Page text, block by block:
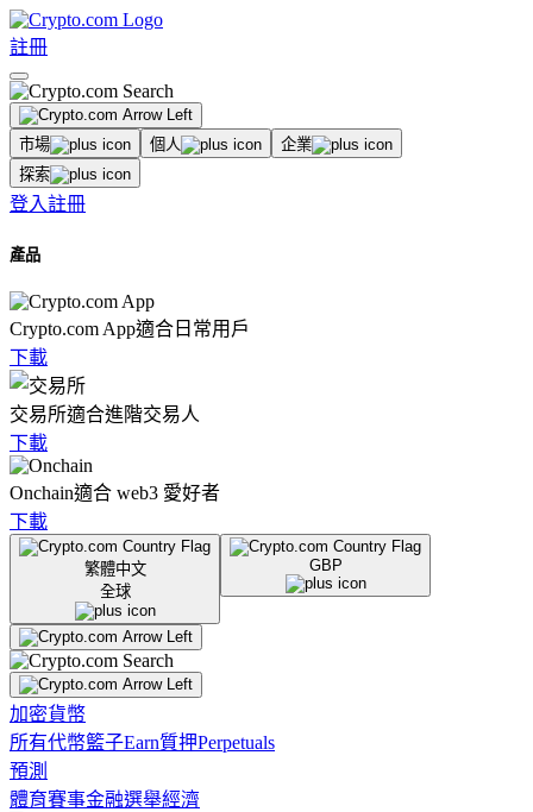
註冊
市場 個人
企業
探索
登入註冊
產品
Crypto.com App適合日常用戶
下載
交易所適合進階交易人
下載
Onchain適合 web3 愛好者
下載
繁體中文
全球
GBP
加密貨幣
所有代幣籃子Earn質押Perpetuals
預測
體育賽事金融選舉經濟